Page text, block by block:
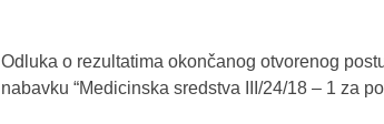
Odluka o rezultatima okončanog otvorenog
nabavku “Medicinska sredstva III/24/18 – 1 za